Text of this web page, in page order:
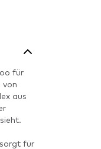
für
von
aus
für